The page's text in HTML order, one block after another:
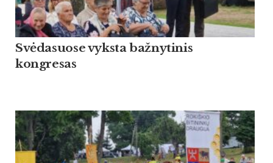
Svėdasuose vyksta bažnytinis
kongresas